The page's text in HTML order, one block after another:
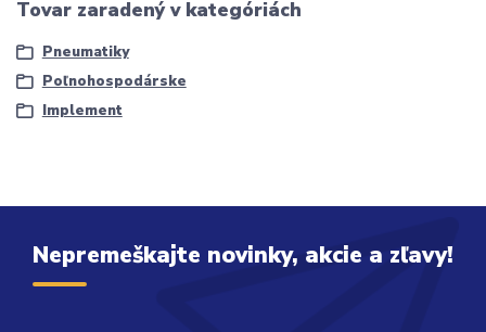
Tovar zaradený v kategóriách
Pneumatiky
Poľnohospodárske
Implement
Nepremeškajte novinky, akcie a zľavy!